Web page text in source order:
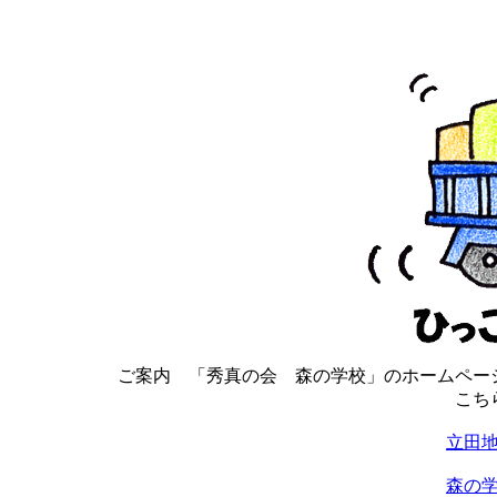
ご案内 「秀真の会 森の学校」のホームペー
こち
立田
森の